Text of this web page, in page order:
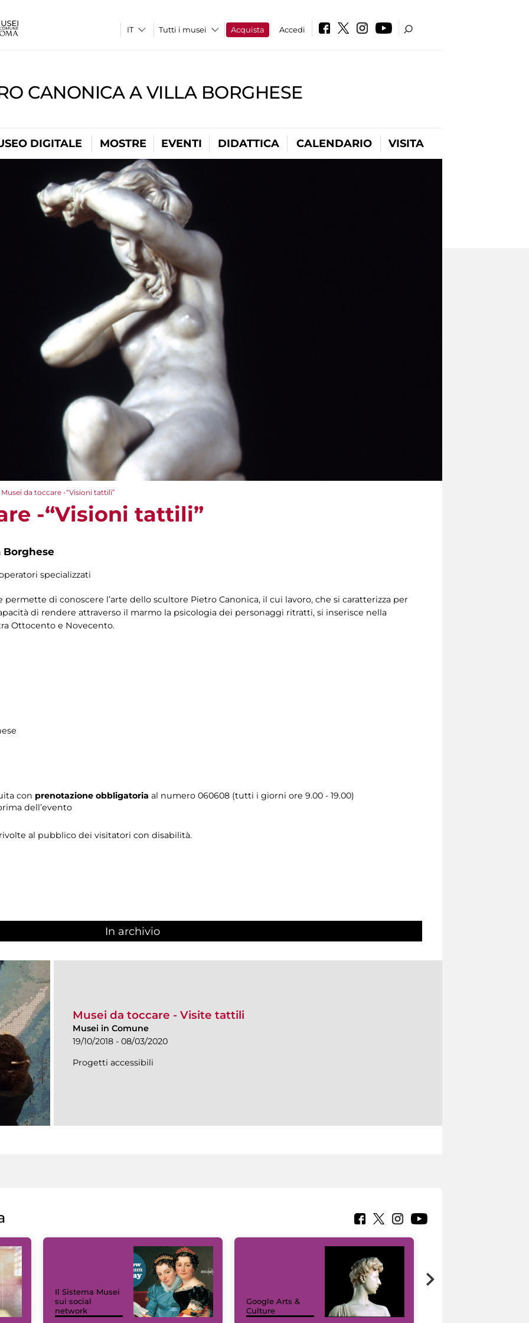
Tutti i musei Acquista Accedi
CANONICA A VILLA BORGHESE
DIGITALE MOSTRE EVENTI DIDATTICA CALENDARIO VISITA
Musei da toccare -“Visioni tattili”
-“Visioni tattili”
Borghese
specializzati
permette di conoscere l’arte dello scultore Pietro Canonica, il cui lavoro, che si caratterizza per
di rendere attraverso il marmo la psicologia dei personaggi ritratti, si inserisce nella
Ottocento e Novecento.
con prenotazione obbligatoria al numero 060608 (tutti i giorni ore 9.00 - 19.00)
dell’evento
al pubblico dei visitatori con disabilità.
In archivio
Musei da toccare - Visite tattili
Musei in Comune
19/10/2018 - 08/03/2020
Progetti accessibili
Il Sistema Musei
sui social
network
Google Arts &
Culture